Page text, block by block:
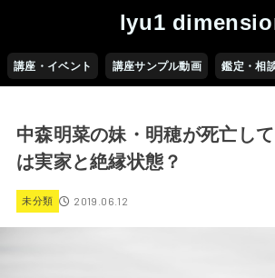
lyu1
講座・イベント 講座サンプル動画 鑑定・相
中森明菜の妹・明穂が死亡し
は実家と絶縁状態？
未分類 2019.06.12